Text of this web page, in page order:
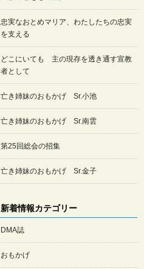
忠実なおとめマリア、わたしたちの忠実
を支える
どこにいても 主の現存を透き通す宣教
者として
亡き姉妹のおもかげ Sr.小池
亡き姉妹のおもかげ Sr.南雲
第25回総会の招集
亡き姉妹のおもかげ Sr.金子
新着情報カテゴリー
DMA誌
おもかげ